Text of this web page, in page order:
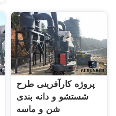
پروژه کارآفرینی طرح
شستشو و دانه بندی
شن و ماسه